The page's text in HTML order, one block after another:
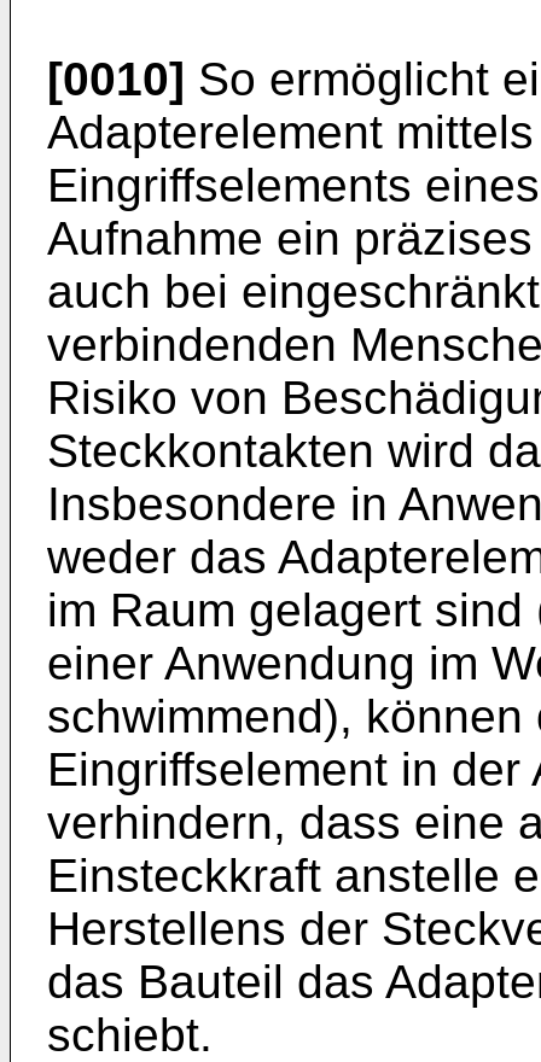
[0010] So ermöglicht
Adapterelement
Eingriffselements
Aufnahme ein
auch bei
verbindenden
Risiko von
Steckkontakten wird
Insbesondere in
weder das
im Raum gelagert
einer Anwendung im
schwimmend),
Eingriffselement in
verhindern, dass eine
Einsteckkraft anstelle
Herstellens der
das Bauteil das
schiebt.